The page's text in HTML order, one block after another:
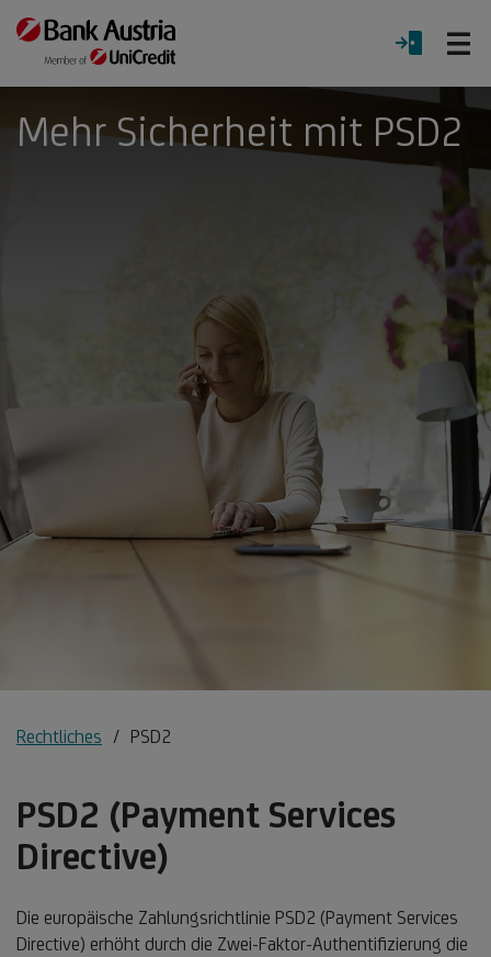
LOGIN
Mehr Sicherheit mit PSD2
Rechtliches PSD2
PSD2 (Payment Services
Directive)
Die europäische Zahlungsrichtlinie PSD2 (Payment Services
Directive) erhöht durch die Zwei-Faktor-Authentifizierung die